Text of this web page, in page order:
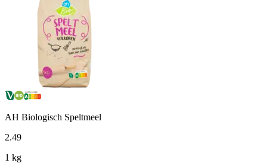
AH Biologisch Speltmeel
2.49
1 kg